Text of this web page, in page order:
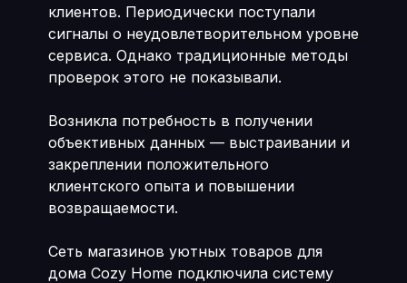
клиентов. Периодически поступали
сигналы о неудовлетворительном уровне
сервиса. Однако традиционные методы
проверок этого не показывали.
Возникла потребность в получении
объективных данных — выстраивании и
закреплении положительного
клиентского опыта и повышении
возвращаемости.
Сеть магазинов уютных товаров для
дома Cozy Home подключила систему